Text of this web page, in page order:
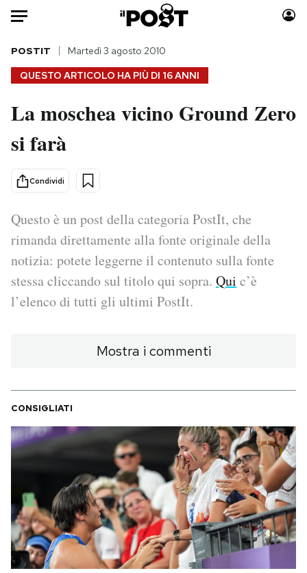
Auto
HOME
Italia
Mondo
Politica
Tecnologia
Internet
Scienza
Cultura
Moda
Media
Europa
I MIEI PREFERITI
SHOP
CALENDARIO
AREA PERSONALE
QUESTO ARTICOLO HA PIÙ DI 16 ANNI
POSTIT Martedì 3 agosto 2010
La moschea vicino Ground Zero
si farà
Condividi
Questo è un post della categoria PostIt, che
rimanda direttamente alla fonte originale della
notizia: potete leggerne il contenuto sulla fonte
stessa cliccando sul titolo qui sopra. Qui c’è
l’elenco di tutti gli ultimi PostIt.
Mostra i commenti
CONSIGLIATI